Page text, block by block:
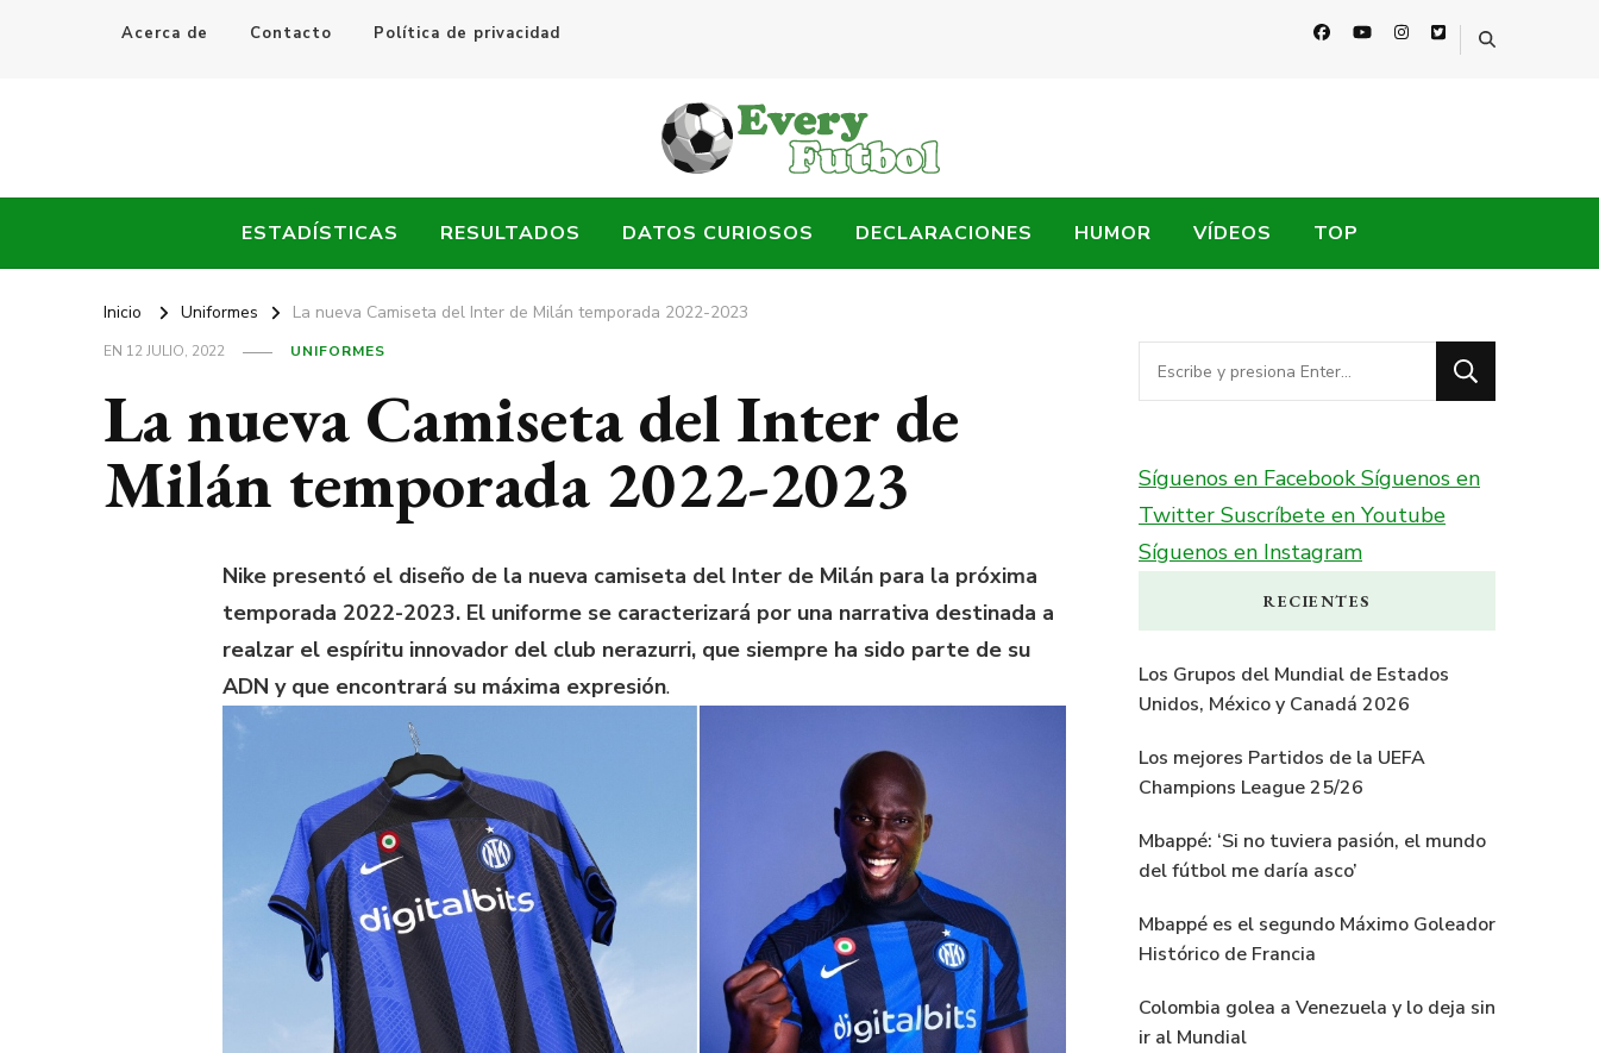
Acerca de Contacto Política de privacidad
Every Fútbol
ESTADÍSTICAS RESULTADOS DATOS CURIOSOS DECLARACIONES HUMOR VÍDEOS TOP
Inicio Uniformes La nueva Camiseta del Inter de Milán temporada 2022-2023
EN 12 JULIO, 2022 UNIFORMES
La nueva Camiseta del Inter de
Milán temporada 2022-2023
Nike presentó el diseño de la nueva camiseta del Inter de Milán para la próxima
temporada 2022-2023. El uniforme se caracterizará por una narrativa destinada a
realzar el espíritu innovador del club nerazurri, que siempre ha sido parte de su
ADN y que encontrará su máxima expresión.
¿Buscas
algo?
Síguenos en FacebookSíguenos en
Twitter Suscríbete en Youtube
Síguenos en Instagram
RECIENTES
Los Grupos del Mundial de Estados
Unidos, México y Canadá 2026
Los mejores Partidos de la UEFA
Champions League 25/26
Mbappé: ‘Si no tuviera pasión, el mundo
del fútbol me daría asco’
Mbappé es el segundo Máximo Goleador
Histórico de Francia
Colombia golea a Venezuela y lo deja sin
ir al Mundial